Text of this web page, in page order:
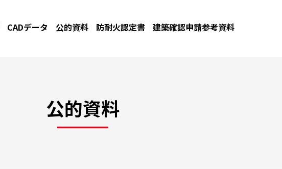
CADデータ 公的資料 防耐火認定書 建築確認申請参考資料
公的資料